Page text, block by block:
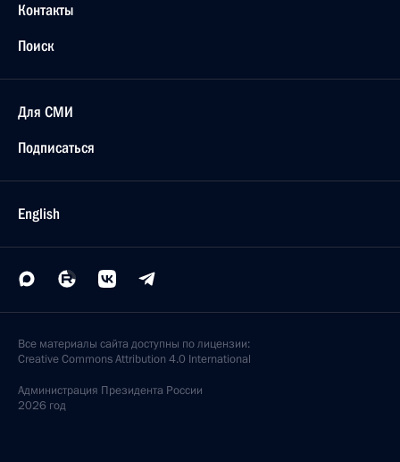
Контакты
Поиск
Для СМИ
Подписаться
English
Все материалы сайта доступны по лицензии:
Creative Commons Attribution 4.0 International
Администрация Президента России
2026 год